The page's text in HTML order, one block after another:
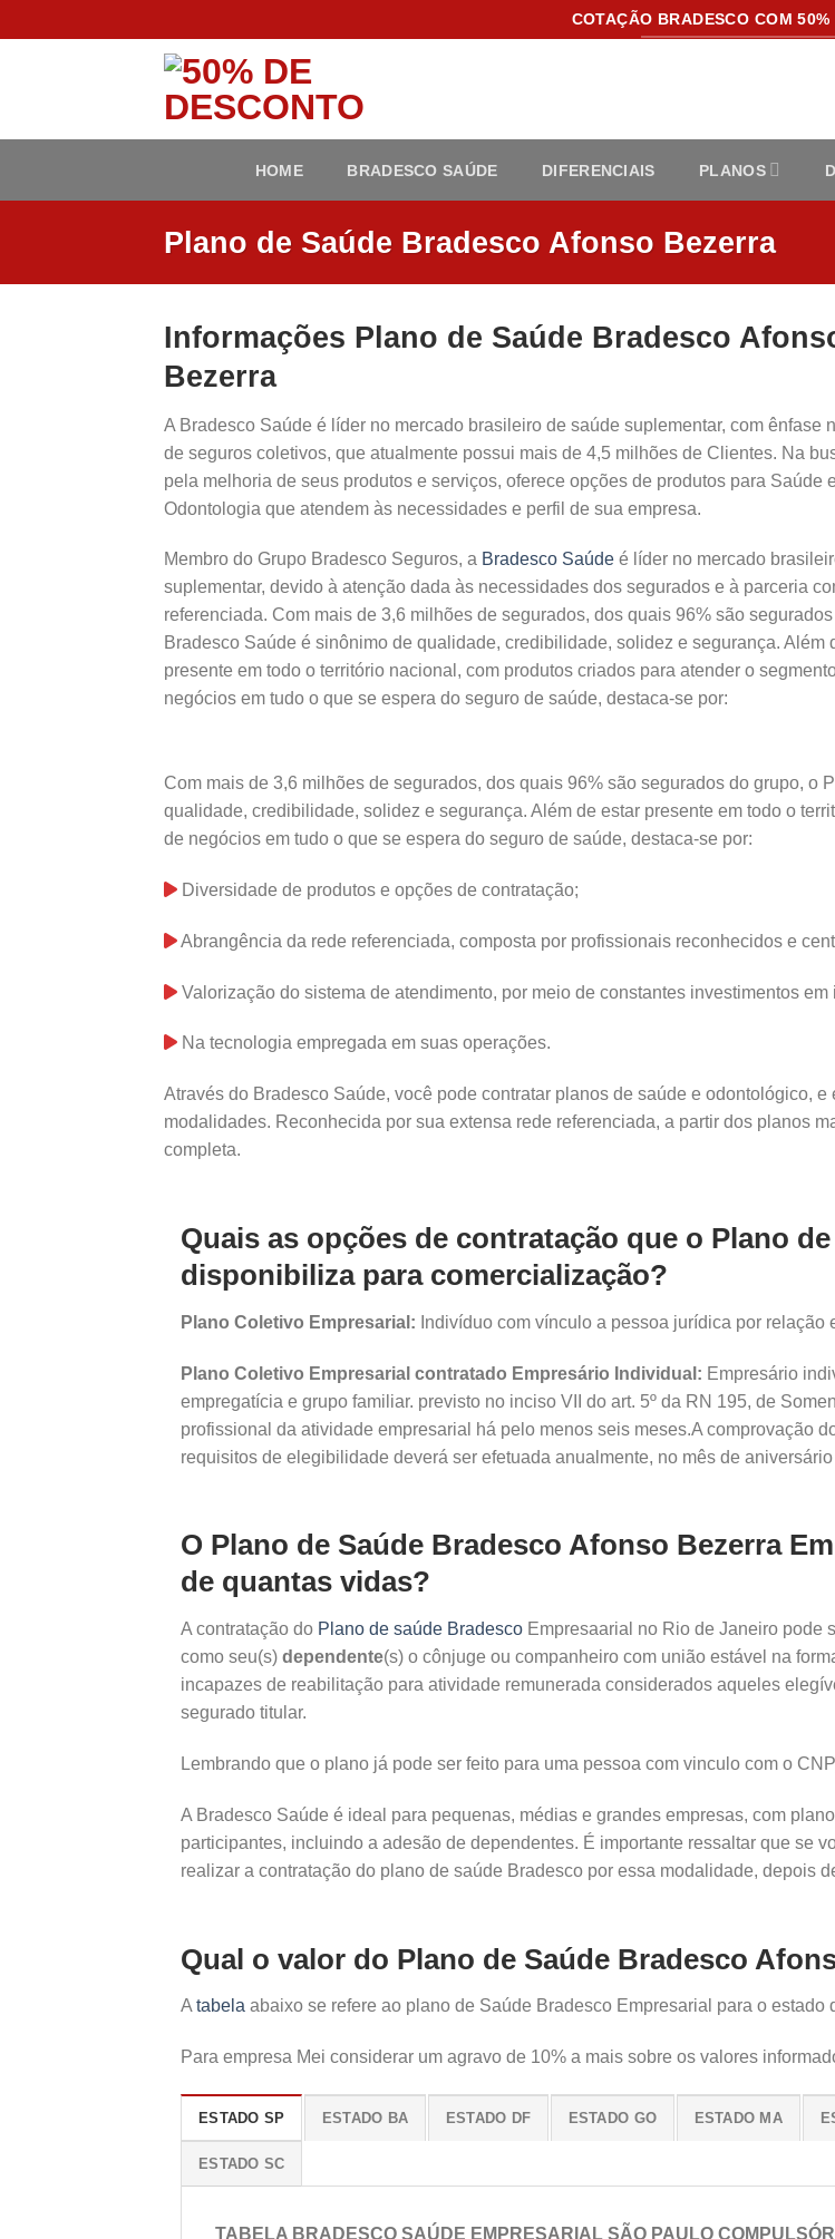
to
COTAÇÃO BRADESCO COM 50%
HOME BRADESCO SAÚDE DIFERENCIAIS PLANOS
Plano de Saúde Bradesco Afonso Bezerra
Informações Plano de Saúde Bradesco
Bezerra
A Bradesco Saúde é líder no mercado brasileiro de saúde suplementar, com ênfase
de seguros coletivos, que atualmente possui mais de 4,5 milhões de Clientes. Na
pela melhoria de seus produtos e serviços, oferece opções de produtos para Saúde e
Odontologia que atendem às necessidades e perfil de sua empresa.
Membro do Grupo Bradesco Seguros, a Bradesco Saúde é líder no mercado
suplementar, devido à atenção dada às necessidades dos segurados e à parceria
referenciada. Com mais de 3,6 milhões de segurados, dos quais 96% são
Bradesco Saúde é sinônimo de qualidade, credibilidade, solidez e segurança. Além
presente em todo o território nacional, com produtos criados para atender o
negócios em tudo o que se espera do seguro de saúde, destaca-se por:
Com mais de 3,6 milhões de segurados, dos quais 96% são segurados do grupo, o
qualidade, credibilidade, solidez e segurança. Além de estar presente em todo o
de negócios em tudo o que se espera do seguro de saúde, destaca-se por:
Diversidade de produtos e opções de contratação;
Abrangência da rede referenciada, composta por profissionais reconhecidos e
Valorização do sistema de atendimento, por meio de constantes investimentos
Na tecnologia empregada em suas operações.
Através do Bradesco Saúde, você pode contratar planos de saúde e odontológico,
modalidades. Reconhecida por sua extensa rede referenciada, a partir dos planos
completa.
Quais as opções de contratação que o Plano
disponibiliza para comercialização?
Plano Coletivo Empresarial: Indivíduo com vínculo a pessoa jurídica por relação
Plano Coletivo Empresarial contratado Empresário Individual: Empresário
empregatícia e grupo familiar. previsto no inciso VII do art. 5º da RN 195, de
profissional da atividade empresarial há pelo menos seis meses.A comprovação
requisitos de elegibilidade deverá ser efetuada anualmente, no mês de
O Plano de Saúde Bradesco Afonso Bezerra
de quantas vidas?
A contratação do Plano de saúde Bradesco Empresaarial no Rio de Janeiro pode
como seu(s) dependente(s) o cônjuge ou companheiro com união estável na
incapazes de reabilitação para atividade remunerada considerados aqueles
segurado titular.
Lembrando que o plano já pode ser feito para uma pessoa com vinculo com o
A Bradesco Saúde é ideal para pequenas, médias e grandes empresas, com
participantes, incluindo a adesão de dependentes. É importante ressaltar que se
realizar a contratação do plano de saúde Bradesco por essa modalidade, depois
Qual o valor do Plano de Saúde Bradesco
A tabela abaixo se refere ao plano de Saúde Bradesco Empresarial para o estado
Para empresa Mei considerar um agravo de 10% a mais sobre os valores
ESTADO SP ESTADO BA ESTADO DF ESTADO GO ESTADO MA
ESTADO SC
TABELA BRADESCO SAÚDE EMPRESARIAL SÃO PAULO